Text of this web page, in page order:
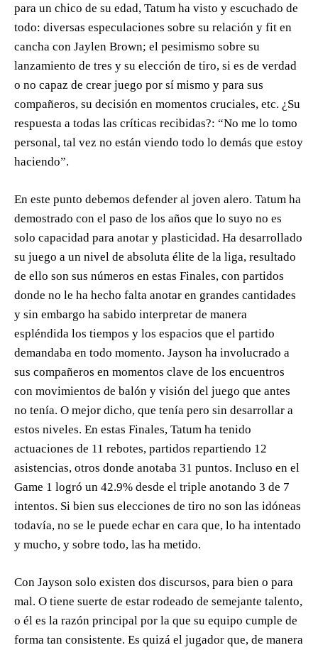
para un chico de su edad, Tatum ha visto y escuchado de
todo: diversas especulaciones sobre su relación y fit en
cancha con Jaylen Brown; el pesimismo sobre su
lanzamiento de tres y su elección de tiro, si es de verdad
o no capaz de crear juego por sí mismo y para sus
compañeros, su decisión en momentos cruciales, etc. ¿Su
respuesta a todas las críticas recibidas?: “No me lo tomo
personal, tal vez no están viendo todo lo demás que estoy
haciendo”.
En este punto debemos defender al joven alero. Tatum ha
demostrado con el paso de los años que lo suyo no es
solo capacidad para anotar y plasticidad. Ha desarrollado
su juego a un nivel de absoluta élite de la liga, resultado
de ello son sus números en estas Finales, con partidos
donde no le ha hecho falta anotar en grandes cantidades
y sin embargo ha sabido interpretar de manera
espléndida los tiempos y los espacios que el partido
demandaba en todo momento. Jayson ha involucrado a
sus compañeros en momentos clave de los encuentros
con movimientos de balón y visión del juego que antes
no tenía. O mejor dicho, que tenía pero sin desarrollar a
estos niveles. En estas Finales, Tatum ha tenido
actuaciones de 11 rebotes, partidos repartiendo 12
asistencias, otros donde anotaba 31 puntos. Incluso en el
Game 1 logró un 42.9% desde el triple anotando 3 de 7
intentos. Si bien sus elecciones de tiro no son las idóneas
todavía, no se le puede echar en cara que, lo ha intentado
y mucho, y sobre todo, las ha metido.
Con Jayson solo existen dos discursos, para bien o para
mal. O tiene suerte de estar rodeado de semejante talento,
o él es la razón principal por la que su equipo cumple de
forma tan consistente. Es quizá el jugador que, de manera